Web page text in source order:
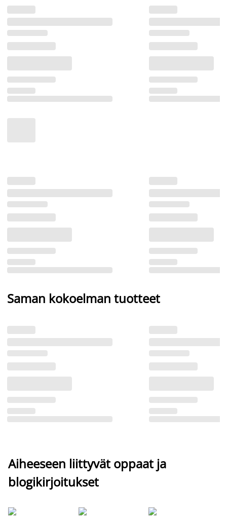
Saman kokoelman tuotteet
Aiheeseen liittyvät oppaat ja
blogikirjoitukset